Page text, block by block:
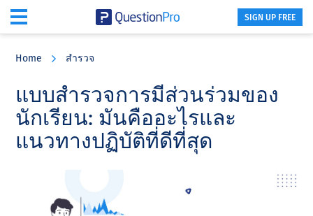
SIGN UP FREE
Home สำรวจ
แบบสํารวจการมีส่วนร่วมของ
นักเรียน: มันคืออะไรและ
แนวทางปฏิบัติที่ดีที่สุด